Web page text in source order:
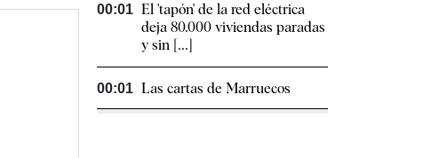
00:01 El 'tapón' de la red eléctrica
deja 80.000 viviendas paradas
y sin [...]
00:01 Las cartas de Marruecos